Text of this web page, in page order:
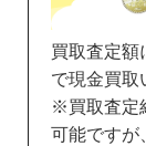
買取査定額
で現金買取
※買取査定
可能ですが